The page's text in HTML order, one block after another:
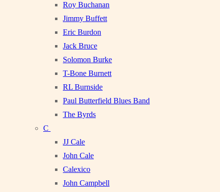
Roy Buchanan
Jimmy Buffett
Eric Burdon
Jack Bruce
Solomon Burke
T-Bone Burnett
RL Burnside
Paul Butterfield Blues Band
The Byrds
C
JJ Cale
John Cale
Calexico
John Campbell